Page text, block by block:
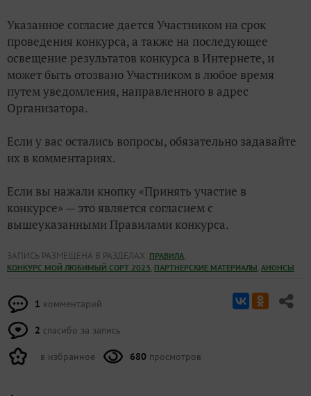
Указанное согласие дается Участником на срок
проведения конкурса, а также на последующее
освещение результатов конкурса в Интернете, и
может быть отозвано Участником в любое время
путем уведомления, направленного в адрес
Организатора.
Если у вас остались вопросы, обязательно задавайте
их в комментариях.
Если вы нажали кнопку «Принять участие в
конкурсе» — это является согласием с
вышеуказанными Правилами конкурса.
ЗАПИСЬ РАЗМЕЩЕНА В РАЗДЕЛАХ: ПРАВИЛА,
КОНКУРС МОЙ ЛЮБИМЫЙ СОРТ 2023, ПАРТНЕРСКИЕ МАТЕРИАЛЫ, АНОНСЫ
1 комментарий
2 спасибо за запись
в избранное 680 просмотров